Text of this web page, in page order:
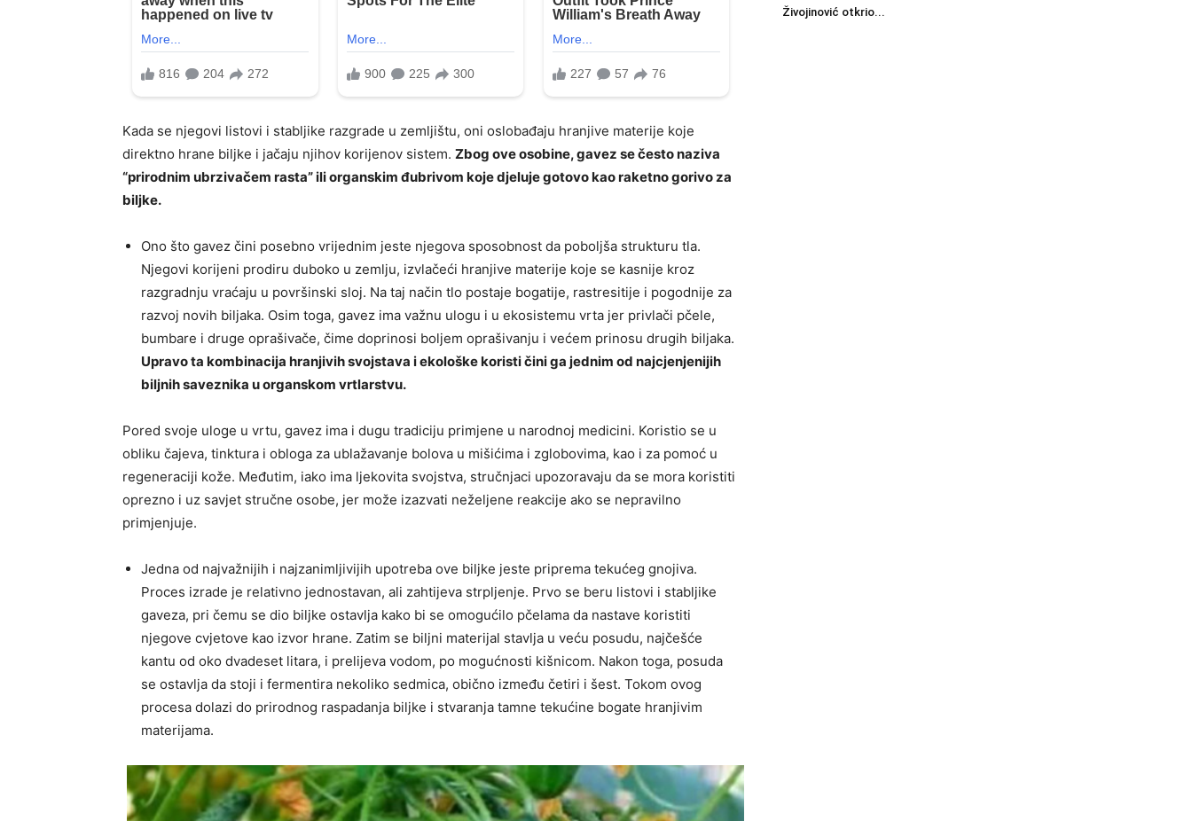
Kada se njegovi listovi i stabljike razgrade u zemljištu, oni oslobađaju hranjive materije koje
direktno hrane biljke i jačaju njihov korijenov sistem. Zbog ove osobine, gavez se često naziva
“prirodnim ubrzivačem rasta” ili organskim đubrivom koje djeluje gotovo kao raketno gorivo za
biljke.
Ono što gavez čini posebno vrijednim jeste njegova sposobnost da poboljša strukturu tla.
Njegovi korijeni prodiru duboko u zemlju, izvlačeći hranjive materije koje se kasnije kroz
razgradnju vraćaju u površinski sloj. Na taj način tlo postaje bogatije, rastresitije i pogodnije za
razvoj novih biljaka. Osim toga, gavez ima važnu ulogu i u ekosistemu vrta jer privlači pčele,
bumbare i druge oprašivače, čime doprinosi boljem oprašivanju i većem prinosu drugih biljaka.
Upravo ta kombinacija hranjivih svojstava i ekološke koristi čini ga jednim od najcjenjenijih
biljnih saveznika u organskom vrtlarstvu.
Pored svoje uloge u vrtu, gavez ima i dugu tradiciju primjene u narodnoj medicini. Koristio se u
obliku čajeva, tinktura i obloga za ublažavanje bolova u mišićima i zglobovima, kao i za pomoć u
regeneraciji kože. Međutim, iako ima ljekovita svojstva, stručnjaci upozoravaju da se mora koristiti
oprezno i uz savjet stručne osobe, jer može izazvati neželjene reakcije ako se nepravilno
primjenjuje.
Jedna od najvažnijih i najzanimljivijih upotreba ove biljke jeste priprema tekućeg gnojiva.
Proces izrade je relativno jednostavan, ali zahtijeva strpljenje. Prvo se beru listovi i stabljike
gaveza, pri čemu se dio biljke ostavlja kako bi se omogućilo pčelama da nastave koristiti
njegove cvjetove kao izvor hrane. Zatim se biljni materijal stavlja u veću posudu, najčešće
kantu od oko dvadeset litara, i prelijeva vodom, po mogućnosti kišnicom. Nakon toga, posuda
se ostavlja da stoji i fermentira nekoliko sedmica, obično između četiri i šest. Tokom ovog
procesa dolazi do prirodnog raspadanja biljke i stvaranja tamne tekućine bogate hranjivim
materijama.
Živojinović otkrio...